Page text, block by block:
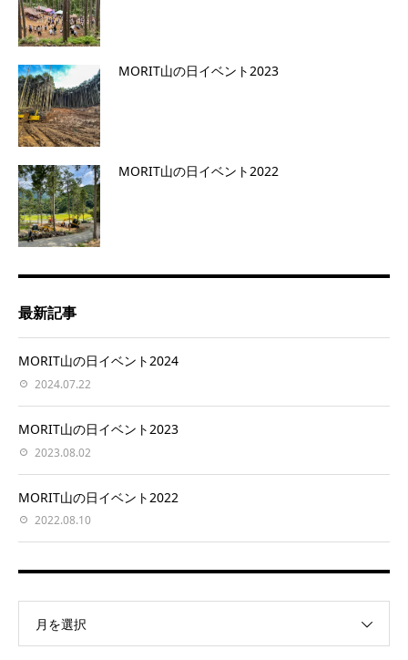
MORIT山の日イベント2023
MORIT山の日イベント2022
最新記事
MORIT山の日イベント2024
2024.07.22
MORIT山の日イベント2023
2023.08.02
MORIT山の日イベント2022
2022.08.10
月を選択